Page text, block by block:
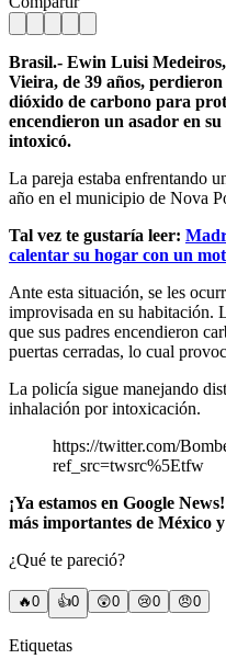
Brasil.- Ewin Luisi Medeiros,
Vieira, de 39 años,
dióxido de carbono para
encendieron un asador en
intoxicó.
La pareja estaba enfrentando
año en el municipio de Nova
Tal vez te gustaría leer:
calentar su hogar con un
Ante esta situación, se les
improvisada en su habitación.
que sus padres encendieron
puertas cerradas, lo cual
La policía sigue manejando
inhalación por intoxicación.
https://twitter.com/
ref_src=twsrc%5Etfw
¡Ya estamos en Google
más importantes de México
¿Qué te pareció?
🔥0 👍0 😲0 😢0 😠0
Etiquetas